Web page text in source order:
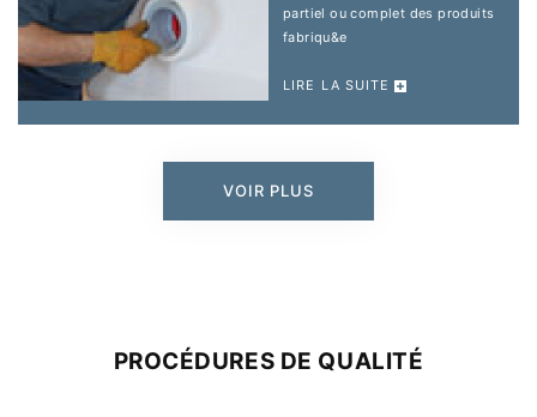
partiel ou complet des produits
fabriqu&e
LIRE LA SUITE
VOIR PLUS
PROCÉDURES DE QUALITÉ